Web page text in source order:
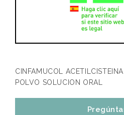
CINFAMUCOL
POLVO SOLUCION ORAL